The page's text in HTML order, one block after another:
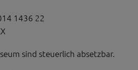
1436 22
sind steuerlich absetzbar.